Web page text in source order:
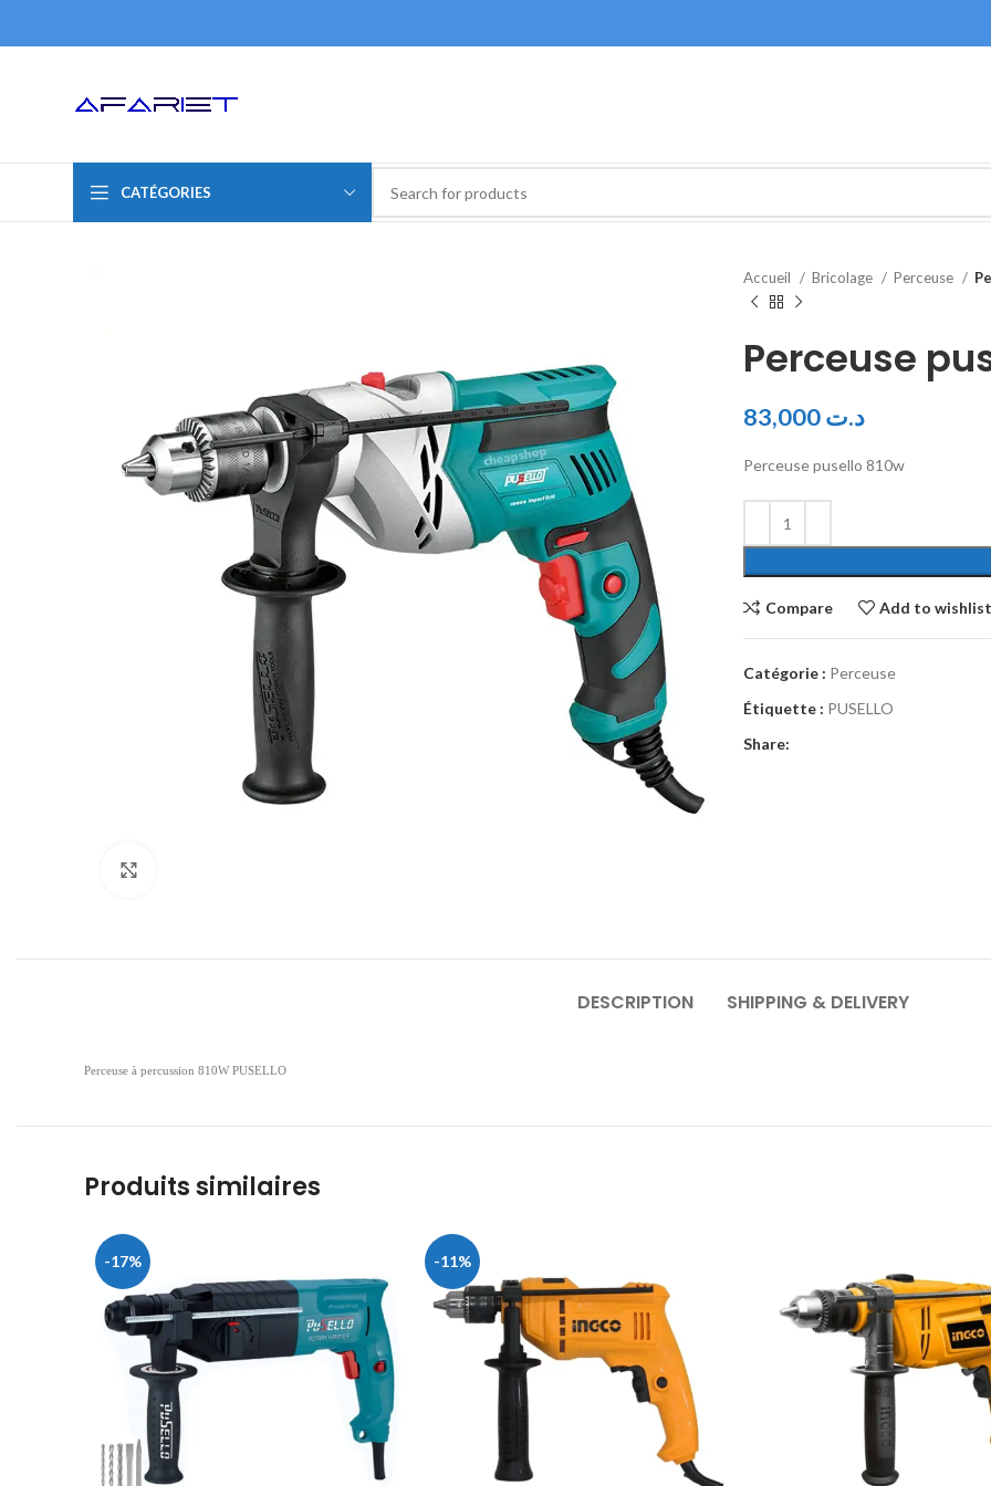
CATÉGORIES
Accueil Bricolage Perceuse
Perceuse
د.ت
Perceuse pusello 810w
Compare Add to wishlist
Catégorie : Perceuse
Étiquette : PUSELLO
Share:
DESCRIPTION SHIPPING & DELIVERY
Perceuse à percussion 810W PUSELLO
Produits similaires
-17% -11%